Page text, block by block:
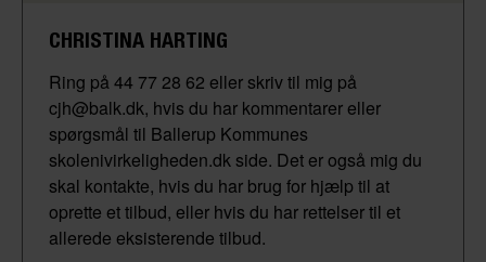
CHRISTINA HARTING
Ring på 44 77 28 62 eller skriv til mig på
cjh@balk.dk, hvis du har kommentarer eller
spørgsmål til Ballerup Kommunes
skolenivirkeligheden.dk side. Det er også mig du
skal kontakte, hvis du har brug for hjælp til at
oprette et tilbud, eller hvis du har rettelser til et
allerede eksisterende tilbud.